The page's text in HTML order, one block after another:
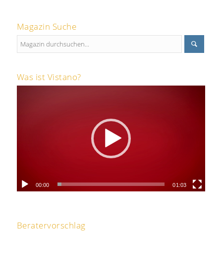
Magazin Suche
Was ist Vistano?
00:00 01:03
Beratervorschlag